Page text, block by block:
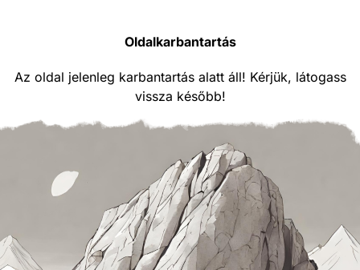
Oldalkarbantartás
Az oldal jelenleg karbantartás alatt áll! Kérjük, látogass
vissza később!